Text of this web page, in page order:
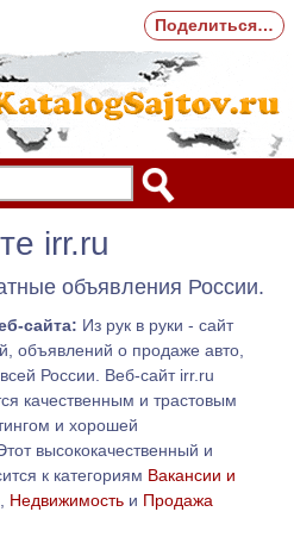
irr.ru
объявления России.
сайта: Из рук в руки - сайт
объявлений о продаже авто,
России. Веб-сайт irr.ru
качественным и трастовым
и хорошей
высококачественный и
к категориям Вакансии и
Недвижимость и Продажа
Поделиться…